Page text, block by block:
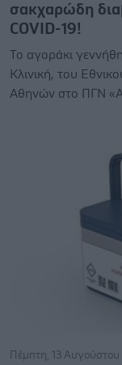
σακχαρώδη
COVID-19!
Το αγοράκι
Κλινική, του
Αθηνών στο ΠΓΝ
Πέμπτη, 13